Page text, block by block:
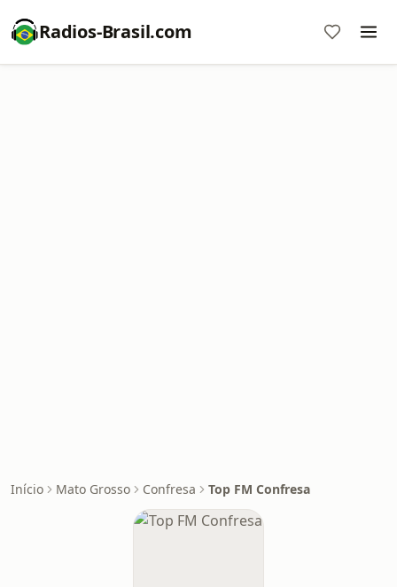
Radios-Brasil.com
Início Mato Grosso Confresa Top FM Confresa